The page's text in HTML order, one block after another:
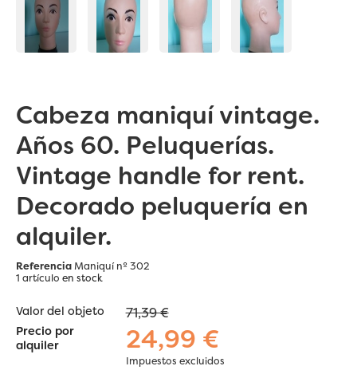
Cabeza maniquí vintage.
Años 60. Peluquerías.
Vintage handle for rent.
Decorado peluquería en
alquiler.
ReferenciaManiquí nº 302
1 artículo en stock
Valor del objeto 71,39 €
Precio por
alquiler
24,99 €
Impuestos excluidos